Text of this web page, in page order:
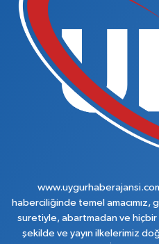
haberciliğinde temel amacımız,
suretiyle, abartmadan ve hiçbir
şekilde ve yayın ilkelerimiz